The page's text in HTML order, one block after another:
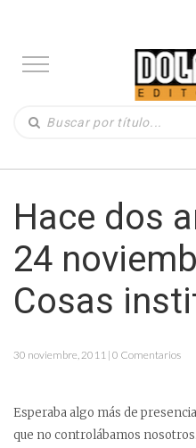
Hace dos
24
Cosas
30 noviembre, 2011 | 0 Comentarios
Esperaba algo más de
que no controlábamos nosotros.